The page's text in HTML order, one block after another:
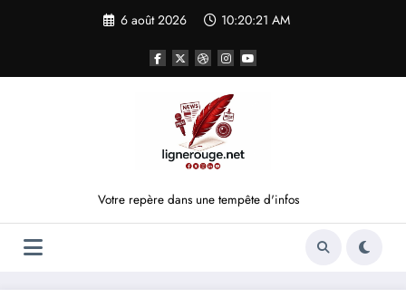
6 août 2026 10:20:22 AM
Votre repère dans une tempête d'infos